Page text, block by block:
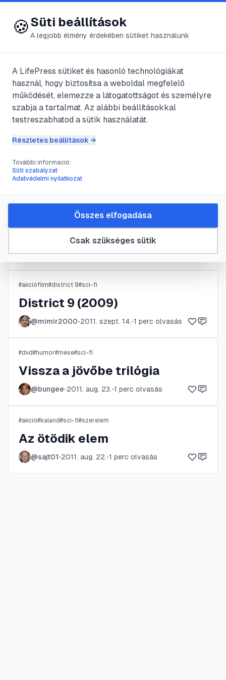
😍 LifePress
🏷️#sci-fi
5cikk található ezzel a címkével
Pap / Priest
fantazy#film#kikapcsolódás
@NomenNesciod•2011. okt. 11.•1perc olvasás
#akciófilm#district 9#sci-fi
District 9 (2009)
@mimir2000•2011. szept. 14.•1 perc olvasás
#dvd#humor#mese#sci-fi
Vissza a jövőbe trilógia
@bungee•2011. aug. 23.•1 perc olvasás
#akció#kaland#sci-fi#szerelem
Az ötödik elem
@sajt01•2011. aug. 22.•1 perc olvasás
🍪Süti beállítások
A legjobb élmény érdekében sütiket használunk
A LifePress sütiket és hasonló technológiákat
használ, hogy biztosítsa a weboldal megfelelő
működését, elemezze a látogatottságot és személyre
szabja a tartalmat. Az alábbi beállításokkal
testreszabhatod a sütik használatát.
Részletes beállítások →
További információ:
Süti szabályzat
Adatvédelmi nyilatkozat
Csak szükséges sütik
Összes elfogadása